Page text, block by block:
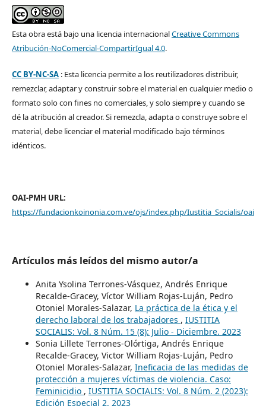
Esta obra está bajo una licencia internacionalCreative Commons
Atribución-NoComercial-CompartirIgual 4.0.
CC BY-NC-SA: Esta licencia permite a los reutilizadores distribuir,
remezclar, adaptar y construir sobre el material en cualquier medio o
formato solo con fines no comerciales, y solo siempre y cuando se
dé la atribución al creador. Si remezcla, adapta o construye sobre el
material, debe licenciar el material modificado bajo términos
idénticos.
OAI-PMH URL:
https://fundacionkoinonia.com.ve/ojs/index.php/Iustitia_Socialis/oai
Artículos más leídos del mismo autor/a
Anita Ysolina Terrones-Vásquez, Andrés Enrique
Recalde-Gracey, Víctor William Rojas-Luján, Pedro
Otoniel Morales-Salazar, La práctica de la ética y el
derecho laboral de los trabajadores , IUSTITIA
SOCIALIS: Vol. 8 Núm. 15 (8): Julio - Diciembre. 2023
Sonia Lillete Terrones-Olórtiga, Andrés Enrique
Recalde-Gracey, Victor William Rojas-Luján, Pedro
Otoniel Morales-Salazar, Ineficacia de las medidas de
protección a mujeres víctimas de violencia. Caso:
Feminicidio , IUSTITIA SOCIALIS: Vol. 8 Núm. 2 (2023):
Edición Especial 2. 2023